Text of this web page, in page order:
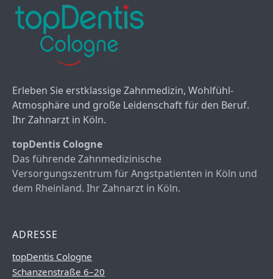
Erleben Sie erstklassige Zahnmedizin, Wohlfühl-
Atmosphäre und große Leidenschaft für den Beruf.
Ihr Zahnarzt in Köln.
topDentis Cologne
Das führende Zahnmedizinische
Versorgungszentrum für Angstpatienten in Köln und
dem Rheinland. Ihr Zahnarzt in Köln.
ADRESSE
topDentis Cologne
Schanzenstraße 6–20